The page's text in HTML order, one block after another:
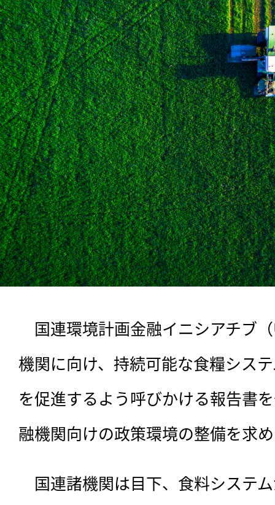
国連環境計画金融イニシアチブ
機関に向け、持続可能な食糧シス
を促進するよう呼びかける報告書
融機関向けの政策環境の整備を求
国連諸機関は目下、食料システ